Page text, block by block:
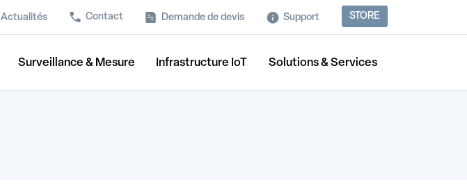
Actualités Contact Demande de devis Support STORE
Surveillance & Mesure Infrastructure IoT Solutions & Services